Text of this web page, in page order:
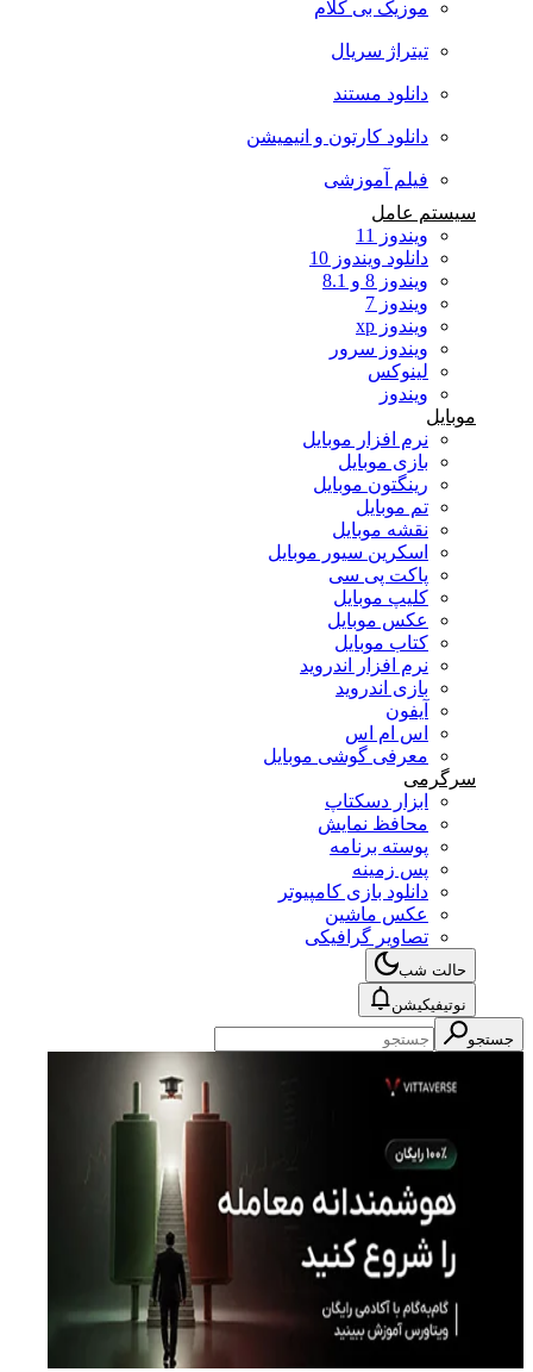
موزیک بی کلام
تیتراژ سریال
دانلود مستند
دانلود کارتون و انیمیشن
فیلم آموزشی
سیستم عامل
ویندوز 11
دانلود ویندوز 10
ویندوز 8 و 8.1
ویندوز 7
ویندوز xp
ویندوز سرور
لینوکس
ویندوز
موبایل
نرم افزار موبایل
بازی موبایل
رینگتون موبایل
تم موبایل
نقشه موبایل
اسکرین سیور موبایل
پاکت پی سی
کلیپ موبایل
عکس موبایل
کتاب موبایل
نرم افزار اندروید
بازی اندروید
آیفون
اس ام اس
معرفی گوشی موبایل
سرگرمی
ابزار دسکتاپ
محافظ نمایش
پوسته برنامه
پس زمینه
دانلود بازی کامپیوتر
عکس ماشین
تصاویر گرافیکی
حالت شب
نوتیفیکیشن
جستجو